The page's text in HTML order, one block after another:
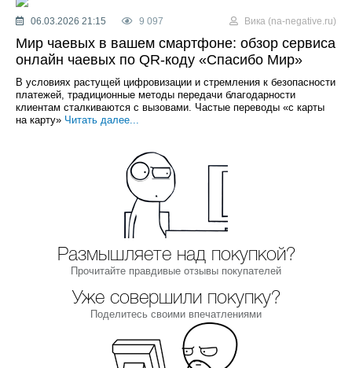
06.03.2026 21:15 9 097 Вика (na-negative.ru)
Мир чаевых в вашем смартфоне: обзор сервиса
онлайн чаевых по QR-коду «Спасибо Мир»
В условиях растущей цифровизации и стремления к безопасности
платежей, традиционные методы передачи благодарности
клиентам сталкиваются с вызовами. Частые переводы «с карты
на карту» Читать далее...
Размышляете над покупкой?
Прочитайте правдивые отзывы покупателей
Уже совершили покупку?
Поделитесь своими впечатлениями